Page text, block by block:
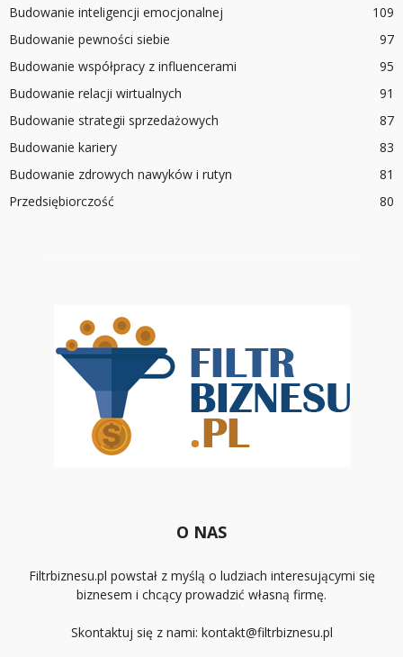
Budowanie inteligencji emocjonalnej
109
Budowanie pewności siebie
97
Budowanie współpracy z influencerami
95
Budowanie relacji wirtualnych
91
Budowanie strategii sprzedażowych
87
Budowanie kariery
83
Budowanie zdrowych nawyków i rutyn
81
Przedsiębiorczość
80
O NAS
Filtrbiznesu.pl powstał z myślą o ludziach interesującymi się
biznesem i chcący prowadzić własną firmę.
Skontaktuj się z nami: kontakt@filtrbiznesu.pl